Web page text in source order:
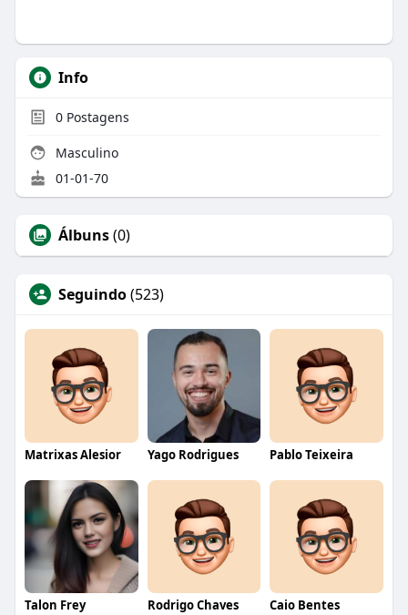
Info
0Postagens
Masculino
01-01-70
Álbuns(0)
Seguindo(523)
Matrixas Alesior Yago Rodrigues Pablo Teixeira
Talon Frey Rodrigo Chaves Caio Bentes